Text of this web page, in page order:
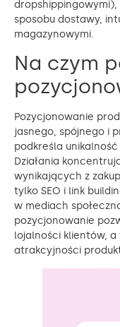
sposobu dostawy,
magazynowymi.
Na czym
Pozycjonowanie
jasnego, spójnego i
podkreśla
Działania
wynikających z
tylko SEO i link
w mediach
pozycjonowanie
lojalności klientów, a
atrakcyjności